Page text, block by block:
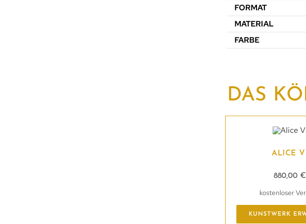
FORMAT
MATERIAL
FARBE
DAS
ALICE VI
880,00 €
kostenloser
KUNSTWERK